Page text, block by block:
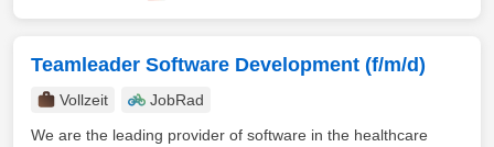
Teamleader Software Development (f/m/d)
Vollzeit
JobRad
We are the leading provider of software in the healthcare